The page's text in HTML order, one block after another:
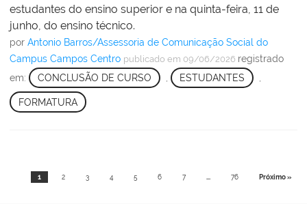
estudantes do ensino superior e na quinta-feira, 11 de
junho, do ensino técnico.
por Antonio Barros/Assessoria de Comunicação Social do
Campus Campos Centro publicado em 09/06/2026 registrado
em:
CONCLUSÃO DE CURSO ESTUDANTES
FORMATURA
1 2 3 4 5 6 7 ... 76 Próximo »